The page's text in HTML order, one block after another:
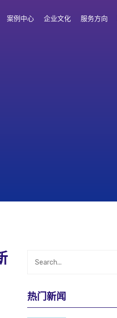
案例中心 企业文化 服务方向
热门新闻